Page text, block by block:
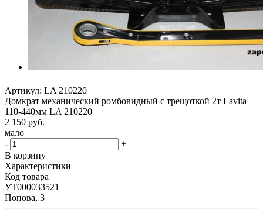
Артикул: LA 210220
Домкрат механический ромбовидный с трещоткой 2т Lavita
110-440мм LA 210220
2 150 руб.
мало
-
+
В корзину
Характеристики
Код товара
УТ000033521
Попова, 3